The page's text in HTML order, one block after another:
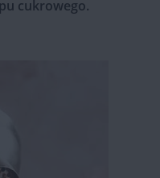
cukrowego.